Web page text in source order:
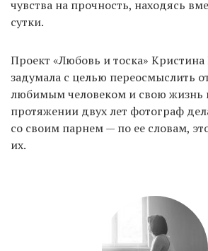
EN
UA
чувства на прочность, находясь
сутки.
Проект «Любовь и тоска» Кристина
задумала с целью переосмыслить
любимым человеком и свою жизнь
протяжении двух лет фотограф
со своим парнем — по ее словам,
их.